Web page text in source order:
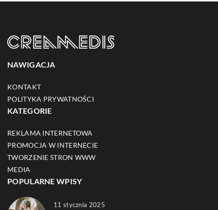
NAWIGACJA
KONTAKT
POLITYKA PRYWATNOŚCI
KATEGORIE
REKLAMA INTERNETOWA
PROMOCJA W INTERNECIE
TWORZENIE STRON WWW
MEDIA
POPULARNE WPISY
11 stycznia 2025